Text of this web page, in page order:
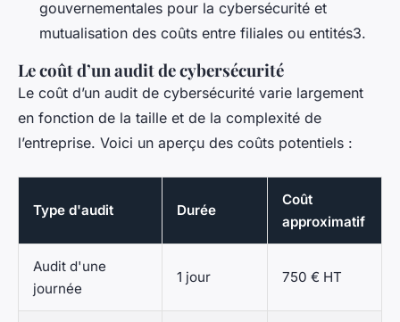
gouvernementales pour la cybersécurité et
mutualisation des coûts entre filiales ou entités3.
Le coût d’un audit de cybersécurité
Le coût d’un audit de cybersécurité varie largement
en fonction de la taille et de la complexité de
l’entreprise. Voici un aperçu des coûts potentiels :
Type d'audit Durée
Coût
approximatif
Audit d'une
journée
1 jour 750 € HT